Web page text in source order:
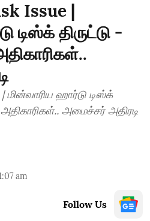
Issue |
டிஸ்க் திருட்டு -
மின்வாரிய ஹார்டு டிஸ்க்
அமைச்சர் அதிரடி
am
Follow Us